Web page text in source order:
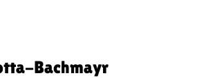
Bachmayr